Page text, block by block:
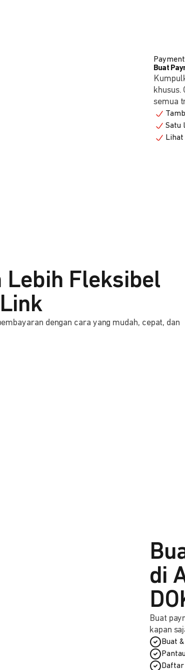
Buat
khusus.
semua
Satu
Lebih Fleksibel
dengan cara yang mudah, cepat, dan
di
Buat
kapan
Buat